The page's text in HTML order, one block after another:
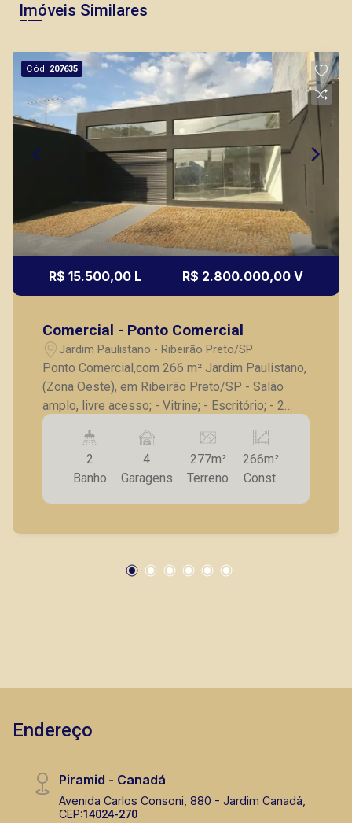
Imóveis Similares
Cód. 207635
R$ 15.500,00 L R$ 2.800.000,00 V
Comercial - Ponto Comercial
Jardim Paulistano - Ribeirão Preto/SP
Ponto Comercial,com 266 m² Jardim Paulistano,
(Zona Oeste), em Ribeirão Preto/SP - Salão
amplo, livre acesso; - Vitrine; - Escritório; - 2
banheiros; - Copa e Cozinha; - 4 vagas de
garagem. A Piramid tem como objetivo atender
seus clientes com agilidade e segurança, em
locação, vendas de imóveis prontos, usados ou
mesmo nos principais lançamentos da cidade
2
Banho
4
Garagens
277m²
Terreno
266m²
Const.
Endereço
Piramid - Canadá
Avenida Carlos Consoni, 880 - Jardim Canadá,
CEP:14024-270